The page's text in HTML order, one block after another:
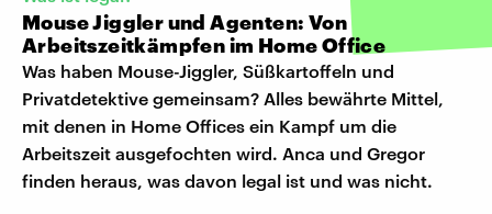
Mouse Jiggler und Agenten: Von
Arbeitszeitkämpfen im Home Office
Was haben Mouse-Jiggler, Süßkartoffeln und
Privatdetektive gemeinsam? Alles bewährte Mittel,
mit denen in Home Offices ein Kampf um die
Arbeitszeit ausgefochten wird. Anca und Gregor
finden heraus, was davon legal ist und was nicht.